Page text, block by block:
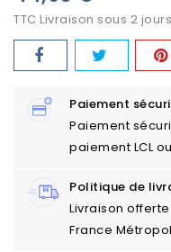
TTC Livraison sous 2
Paiement
Paiement
paiement LCL
Politique de
Livraison
France